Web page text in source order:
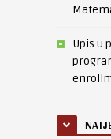
Upis u